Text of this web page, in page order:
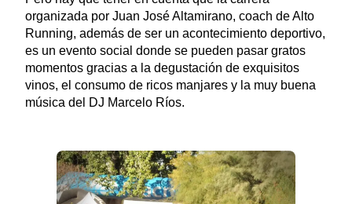
organizada por Juan José Altamirano, coach de Alto
Running, además de ser un acontecimiento deportivo,
es un evento social donde se pueden pasar gratos
momentos gracias a la degustación de exquisitos
vinos, el consumo de ricos manjares y la muy buena
música del DJ Marcelo Ríos.